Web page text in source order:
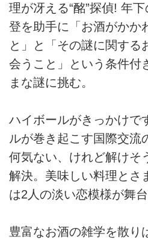
理が冴える“酩”探偵! 年
登を助手に「お酒がかか
と」と「その謎に関する
会うこと」という条件付
まな謎に挑む。
ハイボールがきっかけで
ルが巻き起こす国際交流
何気ない、けれど解けそ
解決。美味しい料理とさ
は2人の淡い恋模様が舞台
豊富なお酒の雑学を散り